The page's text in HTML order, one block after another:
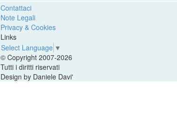
Contattaci
Note Legali
Privacy & Cookies
Links
Select Language ▼
© Copyright 2007-2026
Tutti i diritti riservati
Design by Daniele Davi'